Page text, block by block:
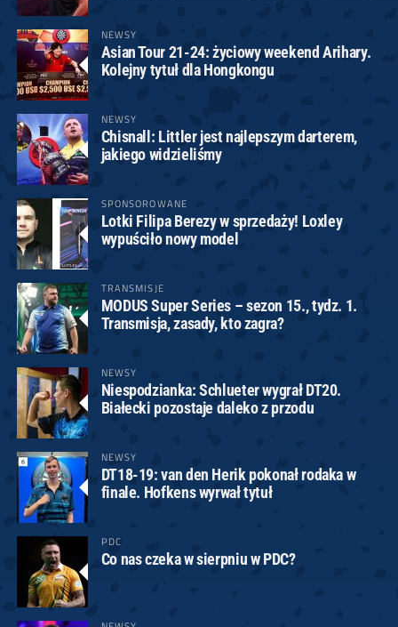
NEWSY
Asian Tour 21-24: życiowy weekend Arihary.
Kolejny tytuł dla Hongkongu
NEWSY
Chisnall: Littler jest najlepszym darterem,
jakiego widzieliśmy
SPONSOROWANE
Lotki Filipa Berezy w sprzedaży! Loxley
wypuściło nowy model
TRANSMISJE
MODUS Super Series – sezon 15., tydz. 1.
Transmisja, zasady, kto zagra?
NEWSY
Niespodzianka: Schlueter wygrał DT20.
Białecki pozostaje daleko z przodu
NEWSY
DT18-19: van den Herik pokonał rodaka w
finale. Hofkens wyrwał tytuł
PDC
Co nas czeka w sierpniu w PDC?